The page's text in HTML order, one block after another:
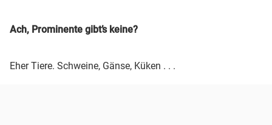
Ach, Prominente gibt’s keine?
Eher Tiere. Schweine, Gänse, Küken . . .